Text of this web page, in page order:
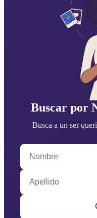
Buscar por
Busca a un ser
Nombre
Apellido